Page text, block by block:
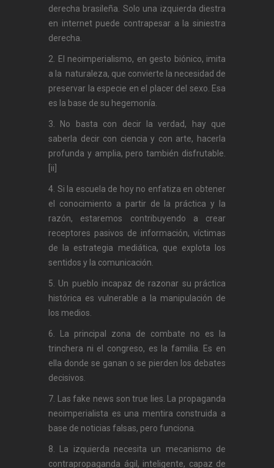
derecha brasileña. Solo una izquierda diestra
en internet puede contrapesar a la siniestra
derecha.
2. El neoimperialismo, en gesto biónico, imita
a la naturaleza, que convierte la necesidad de
preservar la especie en el placer del sexo. Esa
es la base de su hegemonía.
3. No basta con decir la verdad, hay que
saberla decir con ciencia y con arte, hacerla
profunda y amplia, pero también disfrutable.
[ii]
4. Si la escuela de hoy no enfatiza en obtener
el conocimiento a partir de la práctica y la
razón, estaremos contribuyendo a crear
receptores pasivos de información, víctimas
de la estrategia mediática, que explota los
sentidos y la comunicación.
5. Un pueblo incapaz de razonar su práctica
histórica es vulnerable a la manipulación de
los medios.
6. La principal zona de combate no es la
trinchera ni el congreso, es la familia. Es en
ella donde se ganan o se pierden los debates
decisivos.
7. Las fake news son true lies. La propaganda
neoimperialista es una mentira construida a
base de noticias falsas, pero funciona.
8. La izquierda necesita un mecanismo de
contrapropaganda ágil, inteligente, capaz de